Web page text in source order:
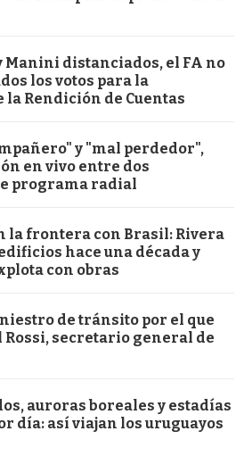
Manini distanciados, el FA no
los votos para la
la Rendición de Cuentas
y "mal perdedor",
en vivo entre dos
programa radial
la frontera con Brasil: Rivera
hace una década y
con obras
de tránsito por el que
secretario general de
auroras boreales y estadías
día: así viajan los uruguayos